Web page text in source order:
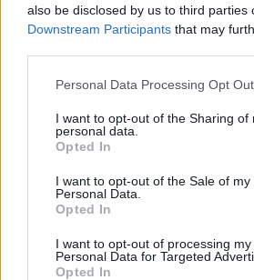
also be disclosed by us to third parties
Downstream Participants that may
Please note that this website/app uses
not limited to your visit or usage
grant or deny consent to Google and
use your data for below specified
consent section.
Personal Data Processing Opt
I want to opt-out of the Sharing of
personal data.
Opted In
I want to opt-out of the Sale of my
Personal Data.
Opted In
I want to opt-out of processing my
Personal Data for Targeted
Opted In
Mission: Impossible -
Első Rész (Mission:
Reckoning Part One) -
dvdnews•2023. július 10.